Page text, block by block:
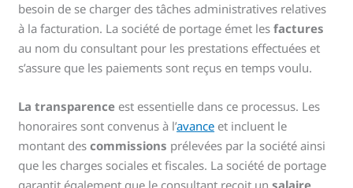
besoin de se charger des tâches administratives relatives
à la facturation. La société de portage émet lesfactures
au nom du consultant pour les prestations effectuées et
s’assure que les paiements sont reçus en temps voulu.
La transparence est essentielle dans ce processus. Les
honoraires sont convenus à l’avance et incluent le
montant descommissions prélevées par la société ainsi
que les charges sociales et fiscales. La société de portage